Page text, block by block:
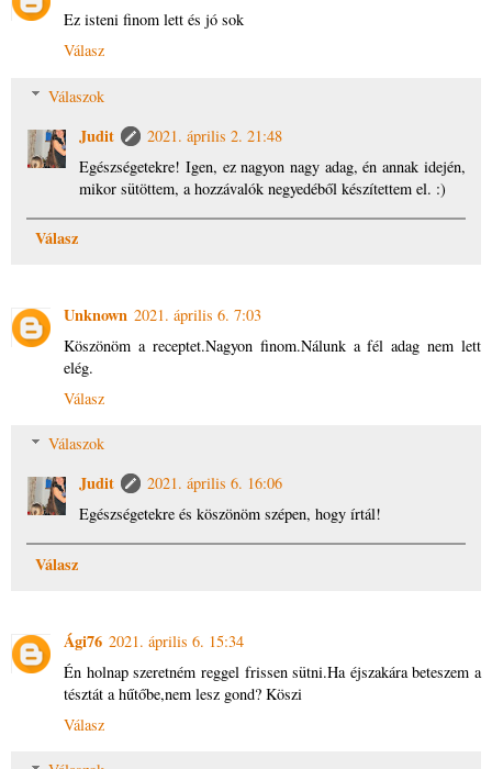
Ez isteni finom lett és jó sok
Válasz
Válaszok
Judit
2021. április 2. 21:48
Egészségetekre! Igen, ez nagyon nagy adag, én annak idején,
mikor sütöttem, a hozzávalók negyedéből készítettem el. :)
Válasz
Unknown 2021. április 6. 7:03
Köszönöm a receptet.Nagyon finom.Nálunk a fél adag nem lett
elég.
Válasz
Válaszok
Judit
2021. április 6. 16:06
Egészségetekre és köszönöm szépen, hogy írtál!
Válasz
Ági76 2021. április 6. 15:34
Én holnap szeretném reggel frissen sütni.Ha éjszakára beteszem a
tésztát a hűtőbe,nem lesz gond? Köszi
Válasz